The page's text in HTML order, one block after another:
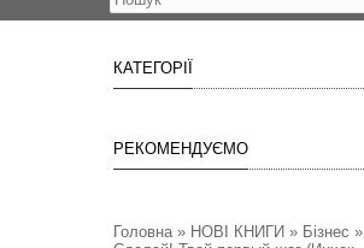
КАТЕГОРІЇ
РЕКОМЕНДУЄМО
Головна» НОВІ КНИГИ » Бізнес »